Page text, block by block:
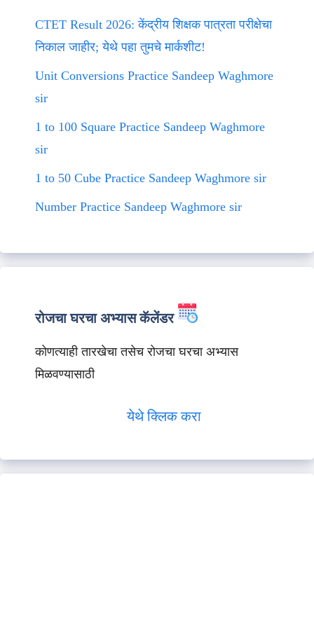
CTET Result 2026: केंद्रीय शिक्षक पात्रता परीक्षेचा
निकाल जाहीर; येथे पहा तुमचे मार्कशीट!
Unit Conversions Practice Sandeep Waghmore
sir
1 to 100 Square Practice Sandeep Waghmore
sir
1 to 50 Cube Practice Sandeep Waghmore sir
Number Practice Sandeep Waghmore sir
रोजचा घरचा अभ्यास कॅलेंडर
कोणत्याही तारखेचा तसेच रोजचा घरचा अभ्यास
मिळवण्यासाठी
येथे क्लिक करा